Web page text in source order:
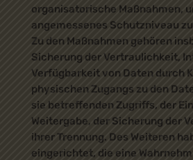
organisatorische Maßnahmen,
angemessenes Schutzniveau
Zu den Maßnahmen gehören
Sicherung der Vertraulichkeit,
Verfügbarkeit von Daten durch
physischen Zugangs zu den
sie betreffenden Zugriffs, der
Weitergabe, der Sicherung der
ihrer Trennung. Des Weiteren
eingerichtet, die eine